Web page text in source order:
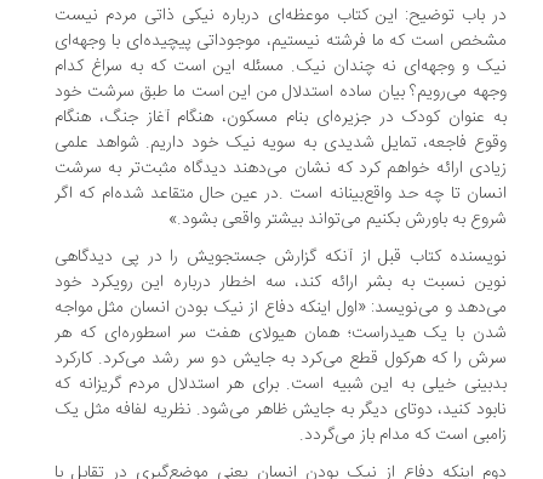
باب توضیح: این کتاب موعظه‌ای درباره نیکی ذاتی مردم نیست
است که ما فرشته نیستیم، موجوداتی پیچیده‌ای با وجهه‌ای
و وجهه‌ای نه چندان نیک. مسئله این است که به سراغ کدام
می‌رویم؟ بیان ساده استدلال من این است ما طبق سرشت خود
عنوان کودک در جزیره‌ای بنام مسکون، هنگام آغاز جنگ، هنگام
فاجعه، تمایل شدیدی به سویه نیک خود داریم. شواهد علمی
ارائه خواهم کرد که نشان می‌دهند دیدگاه مثبت‌تر به سرشت
تا چه حد واقع‌بینانه است .در عین حال متقاعد شده‌ام که اگر
به باورش بکنیم می‌تواند بیشتر واقعی بشود.»
کتاب قبل از آنکه گزارش جستجویش را در پی دیدگاهی
نسبت به بشر ارائه کند، سه اخطار درباره این رویکرد خود
و می‌نویسد: «اول اینکه دفاع از نیک بودن انسان مثل مواجه
با یک هیدراست؛ همان هیولای هفت سر اسطوره‌ای که هر
را که هرکول قطع می‌کرد به جایش دو سر رشد می‌کرد. کارکرد
خیلی به این شبیه است. برای هر استدلال مردم گریزانه که
کنید، دوتای دیگر به جایش ظاهر می‌شود. نظریه لفافه مثل یک
است که مدام باز می‌گردد.
اینکه دفاع از نیک بودن انسان یعنی موضع‌گیری در تقابل با